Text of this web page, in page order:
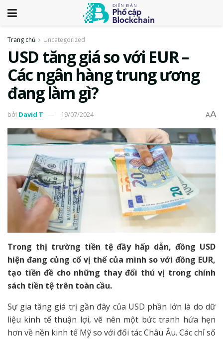
Trang chủ Uncategorized
USD tăng giá so với EUR –
Các ngân hàng trung ương
đang làm gì?
bởi David T 19/07/2024 AA
Trong thị trường tiền tệ đầy hấp dẫn, đồng USD
hiện đang củng cố vị thế của mình so với đồng EUR,
tạo tiền đề cho những thay đổi thú vị trong chính
sách tiền tệ trên toàn cầu.
Sự gia tăng giá trị gần đây của USD phần lớn là do dữ
liệu kinh tế thuận lợi, vẽ nên một bức tranh hứa hẹn
hơn về nền kinh tế Mỹ so với đối tác Châu Âu. Các chỉ số